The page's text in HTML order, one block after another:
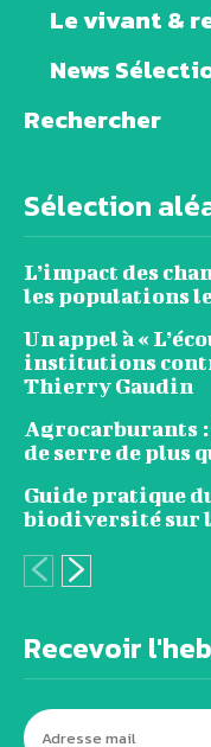
Le vivant &
News
Rechercher
Sélection
L’impact des
les populations
Un appel à «
institutions
Thierry Gaudin
Agrocarburants :
de serre de plus
Guide pratique
biodiversité sur
Recevoir